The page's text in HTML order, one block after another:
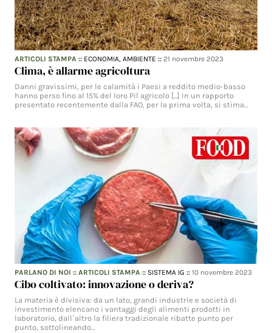
ARTICOLI STAMPA :: ECONOMIA,AMBIENTE ::21 novembre 2023
Clima, è allarme agricoltura
Danni gravissimi, per le calamità i Paesi a reddito medio-basso
hanno perso fino al 15% del loro Pil agricolo [...] In un rapporto
presentato recentemente dalla FAO, per la prima volta, si stima…
PARLANO DI NOI ::ARTICOLI STAMPA :: SISTEMA IG ::10 novembre 2023
Cibo coltivato: innovazione o deriva?
La materia è divisiva: da un lato, grandi industrie e società di
investimento elencano i vantaggi degli alimenti prodotti in
laboratorio, dall`altro la filiera tradizionale ribatte punto per
punto, sottolineando…